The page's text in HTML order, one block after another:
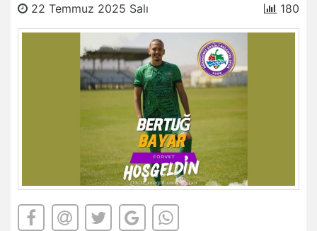
22 Temmuz 2025 Salı 180